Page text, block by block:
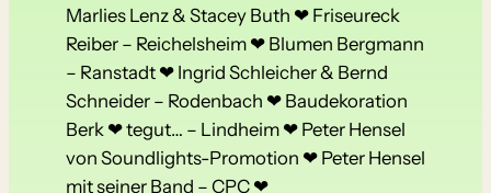
Marlies Lenz & Stacey Buth ❤ Friseureck
Reiber – Reichelsheim ❤ Blumen Bergmann
– Ranstadt ❤ Ingrid Schleicher & Bernd
Schneider – Rodenbach ❤ Baudekoration
Berk ❤ tegut… – Lindheim ❤ Peter Hensel
von Soundlights-Promotion ❤ Peter Hensel
mit seiner Band – CPC ❤